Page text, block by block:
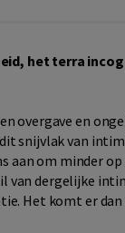
het terra
overgave en
snijvlak van
aan om minder
van dergelijke
Het komt er dan